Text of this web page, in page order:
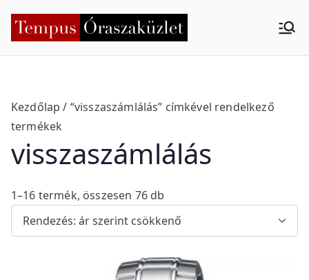
Tempus
küzlet
Kezdőlap / “visszaszámlálás” címkével rendelkező
termékek
visszaszámlálás
1–16 termék, összesen 76 db
r
e